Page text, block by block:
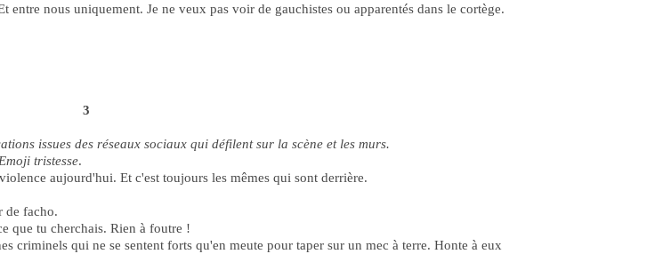
entre nous uniquement. Je ne veux pas voir de gauchistes ou apparentés dans le cortège.
3
issues des réseaux sociaux qui défilent sur la scène et les murs.
Emoji tristesse.
aujourd'hui. Et c'est toujours les mêmes qui sont derrière.
de facho.
que tu cherchais. Rien à foutre !
criminels qui ne se sentent forts qu'en meute pour taper sur un mec à terre. Honte à eux